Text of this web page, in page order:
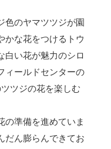
のヤマツツジが園
かな花をつけるトウ
白い花が魅力のシロ
ィールドセンターの
ツジの花を楽しむ
準備を進めていま
だん膨らんできてお